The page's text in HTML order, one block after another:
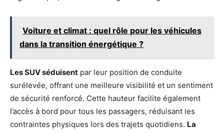
Voiture et climat : quel rôle pour les véhicules
dans la transition énergétique ?
Les SUV séduisent par leur position de conduite
surélevée, offrant une meilleure visibilité et un sentiment
de sécurité renforcé. Cette hauteur facilite également
l’accès à bord pour tous les passagers, réduisant les
contraintes physiques lors des trajets quotidiens. La